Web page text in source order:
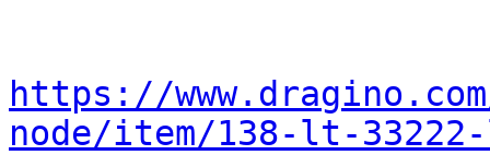
https://
node/item/138-lt-